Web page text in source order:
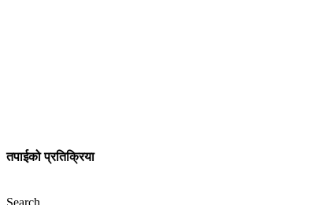
तपाईको प्रतिक्रिया
Search